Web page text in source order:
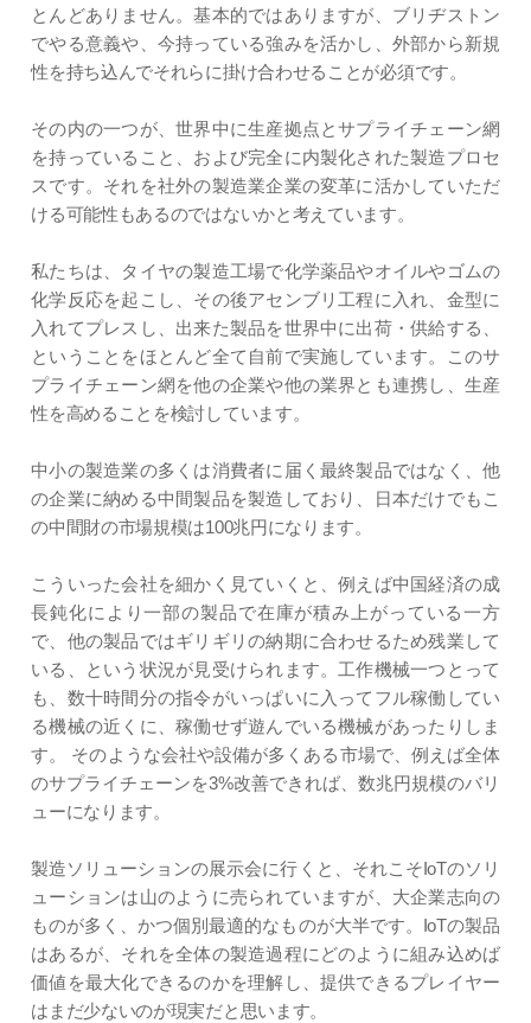
とんどありません。基本的ではありますが、ブリヂストン
でやる意義や、今持っている強みを活かし、外部から新規
性を持ち込んでそれらに掛け合わせることが必須です。
その内の一つが、世界中に生産拠点とサプライチェーン網
を持っていること、および完全に内製化された製造プロセ
スです。それを社外の製造業企業の変革に活かしていただ
ける可能性もあるのではないかと考えています。
私たちは、タイヤの製造工場で化学薬品やオイルやゴムの
化学反応を起こし、その後アセンブリ工程に入れ、金型に
入れてプレスし、出来た製品を世界中に出荷・供給する、
ということをほとんど全て自前で実施しています。このサ
プライチェーン網を他の企業や他の業界とも連携し、生産
性を高めることを検討しています。
中小の製造業の多くは消費者に届く最終製品ではなく、他
の企業に納める中間製品を製造しており、日本だけでもこ
の中間財の市場規模は100兆円になります。
こういった会社を細かく見ていくと、例えば中国経済の成
長鈍化により一部の製品で在庫が積み上がっている一方
で、他の製品ではギリギリの納期に合わせるため残業して
いる、という状況が見受けられます。工作機械一つとって
も、数十時間分の指令がいっぱいに入ってフル稼働してい
る機械の近くに、稼働せず遊んでいる機械があったりしま
す。 そのような会社や設備が多くある市場で、例えば全体
のサプライチェーンを3%改善できれば、数兆円規模のバリ
ューになります。
製造ソリューションの展示会に行くと、それこそIoTのソリ
ューションは山のように売られていますが、大企業志向の
ものが多く、かつ個別最適的なものが大半です。IoTの製品
はあるが、それを全体の製造過程にどのように組み込めば
価値を最大化できるのかを理解し、提供できるプレイヤー
はまだ少ないのが現実だと思います。